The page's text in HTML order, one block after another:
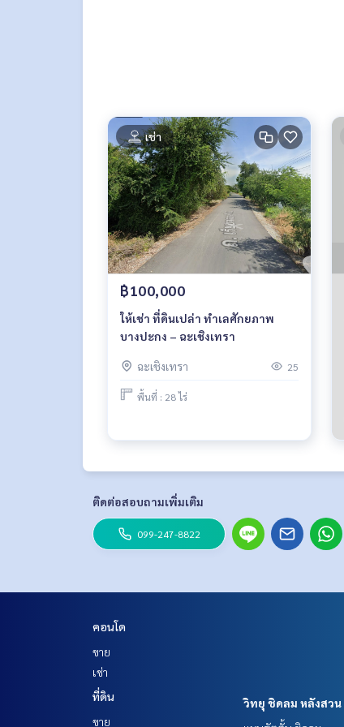
เช่า
฿100,000
ให้เช่า ที่ดินเปล่า ทำเลศักยภาพ
บางปะกง – ฉะเชิงเทรา
ฉะเชิงเทรา 25
พื้นที่ : 28 ไร่
ติดต่อสอบถามเพิ่มเติม
099-247-8822
คอนโด
ขาย
เช่า
ที่ดิน
ขาย
วิทยุ ชิดลม หลังสวน